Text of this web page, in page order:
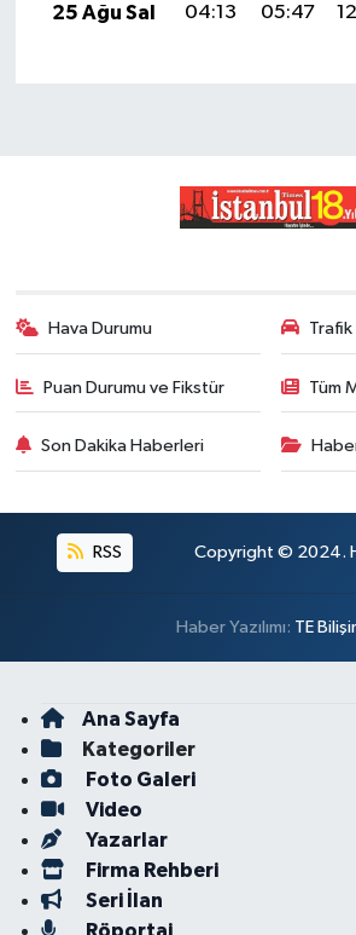
25 Ağu Sal
04:13 05:47
Hava Durumu Trafik
Puan Durumu ve Fikstür Tüm
Son Dakika Haberleri
RSS Copyright © 2024.
Haber Yazılımı: TE
Ana Sayfa
Kategoriler
Foto Galeri
Video
Yazarlar
Firma Rehberi
Seri İlan
Röportaj